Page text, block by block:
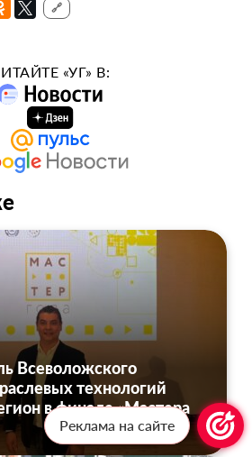
🔗
«УГ» В:
Всеволожского
технологий
в финале «Мастера
Реклама на сайте